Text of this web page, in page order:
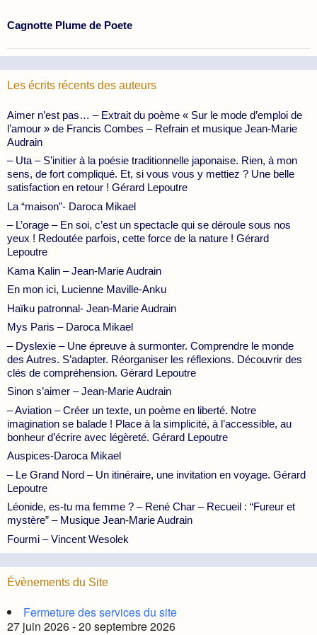
Cagnotte Plume de Poete
Les écrits récents des auteurs
Aimer n’est pas… – Extrait du poème « Sur le mode d’emploi de
l’amour » de Francis Combes – Refrain et musique Jean-Marie
Audrain
– Uta – S’initier à la poésie traditionnelle japonaise. Rien, à mon
sens, de fort compliqué. Et, si vous vous y mettiez ? Une belle
satisfaction en retour ! Gérard Lepoutre
La “maison”- Daroca Mikael
– L’orage – En soi, c’est un spectacle qui se déroule sous nos
yeux ! Redoutée parfois, cette force de la nature ! Gérard
Lepoutre
Kama Kalin – Jean-Marie Audrain
En mon ici, Lucienne Maville-Anku
Haïku patronnal- Jean-Marie Audrain
Mys Paris – Daroca Mikael
– Dyslexie – Une épreuve à surmonter. Comprendre le monde
des Autres. S’adapter. Réorganiser les réflexions. Découvrir des
clés de compréhension. Gérard Lepoutre
Sinon s’aimer – Jean-Marie Audrain
– Aviation – Créer un texte, un poème en liberté. Notre
imagination se balade ! Place à la simplicité, à l’accessible, au
bonheur d’écrire avec légèreté. Gérard Lepoutre
Auspices-Daroca Mikael
– Le Grand Nord – Un itinéraire, une invitation en voyage. Gérard
Lepoutre
Léonide, es-tu ma femme ? – René Char – Recueil : “Fureur et
mystère” – Musique Jean-Marie Audrain
Fourmi – Vincent Wesolek
Évènements du Site
Fermeture des services du site
27 juin 2026 - 20 septembre 2026